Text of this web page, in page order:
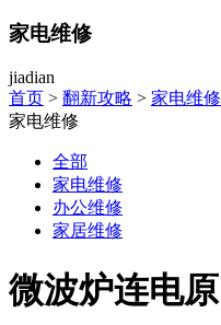
家电维修
jiadian
首页 > 翻新攻略 > 家电维修
家电维修
全部
家电维修
办公维修
家居维修
微波炉连电